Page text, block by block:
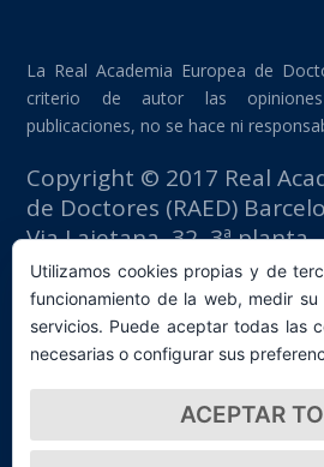
La Real Academia Europea de
criterio de autor las
publicaciones, no se hace ni
Copyright © 2017 Real
de Doctores (RAED)
Via Laietana, 32, 3ª planta
Edificio Fomento del
08003 Barcelona (España)
tlf: +34 93 667 40 54
secretaria@raed.academy
Contacto y suscripción Newsletter
Política de privacidad
Utilizamos cookies propias y de
funcionamiento de la web, medir
servicios. Puede aceptar todas las
necesarias o configurar sus
ACEPTAR